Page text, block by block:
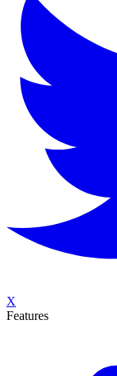
X
Features